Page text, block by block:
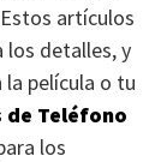
artículos
los detalles, y
película o tu
de Teléfono
los